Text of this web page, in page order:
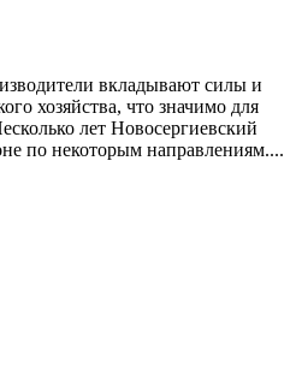
вкладывают силы и
хозяйства, что значимо для
лет Новосергиевский
по некоторым направлениям....